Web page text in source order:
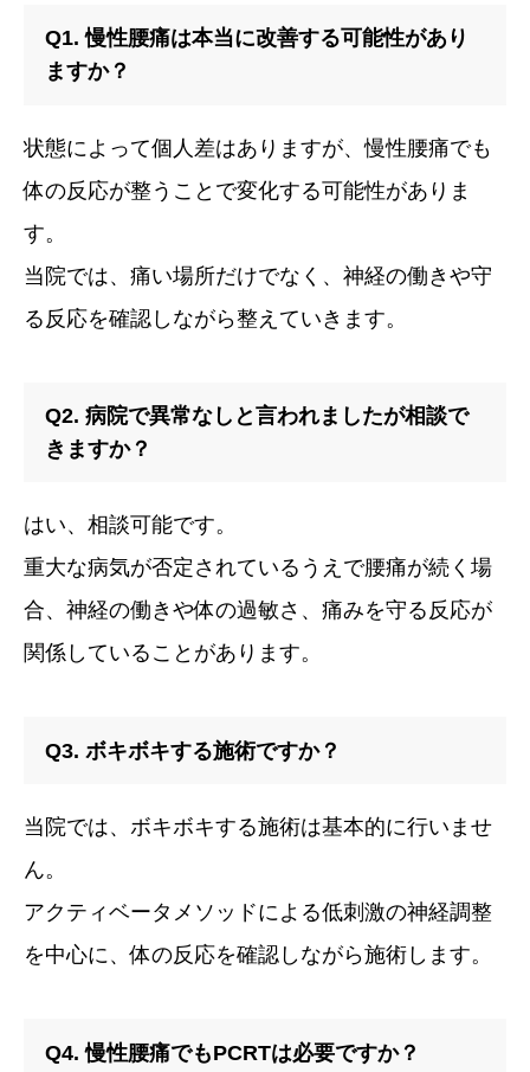
Q1. 慢性腰痛は本当に改善する可能性があり
ますか？
状態によって個人差はありますが、慢性腰痛でも
体の反応が整うことで変化する可能性がありま
す。
当院では、痛い場所だけでなく、神経の働きや守
る反応を確認しながら整えていきます。
Q2. 病院で異常なしと言われましたが相談で
きますか？
はい、相談可能です。
重大な病気が否定されているうえで腰痛が続く場
合、神経の働きや体の過敏さ、痛みを守る反応が
関係していることがあります。
Q3. ボキボキする施術ですか？
当院では、ボキボキする施術は基本的に行いませ
ん。
アクティベータメソッドによる低刺激の神経調整
を中心に、体の反応を確認しながら施術します。
Q4. 慢性腰痛でもPCRTは必要ですか？